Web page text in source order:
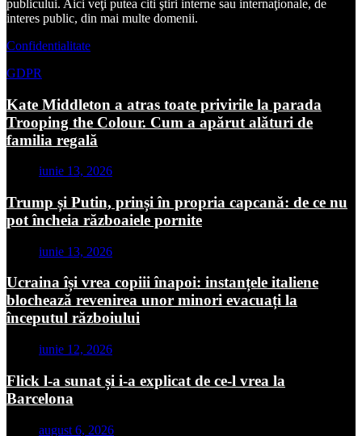
publicului. Aici veţi putea citi ştiri interne sau internaţionale, de
interes public, din mai multe domenii.
Confidentialitate
GDPR
Kate Middleton a atras toate privirile la parada
Trooping the Colour. Cum a apărut alături de
familia regală
iunie 13, 2026
Trump și Putin, prinși în propria capcană: de ce nu
pot încheia războaiele pornite
iunie 13, 2026
Ucraina își vrea copiii înapoi: instanțele italiene
blochează revenirea unor minori evacuați la
începutul războiului
iunie 12, 2026
Flick l-a sunat și i-a explicat de ce-l vrea la
Barcelona
august 6, 2026